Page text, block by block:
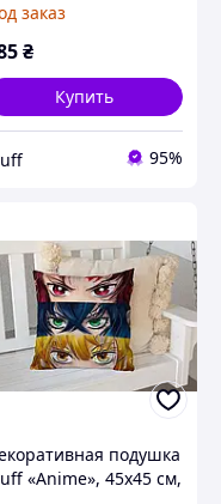
с печатью с
сторон
заказ
₴
Купить
95%
подушка
«Anime», 45х45 см,